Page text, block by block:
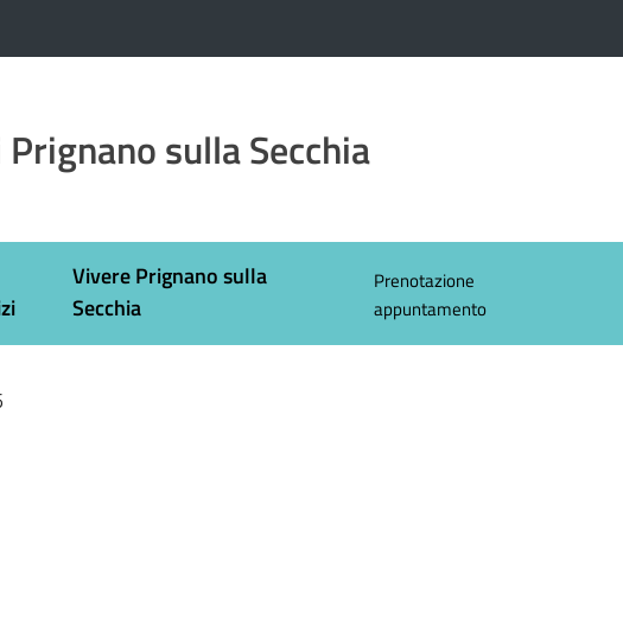
sulla Secchia
Vivere Prignano sulla
Secchia
Prenotazione
appuntamento